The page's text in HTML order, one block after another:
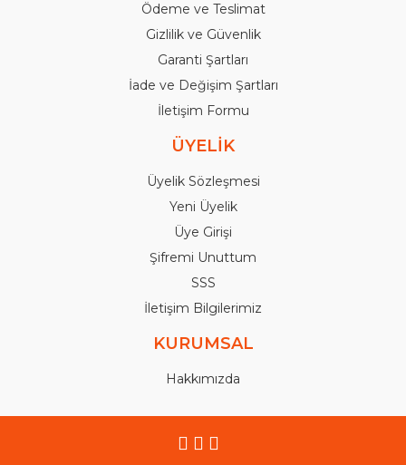
Ödeme ve Teslimat
Gizlilik ve Güvenlik
Garanti Şartları
İade ve Değişim Şartları
İletişim Formu
ÜYELİK
Üyelik Sözleşmesi
Yeni Üyelik
Üye Girişi
Şifremi Unuttum
SSS
İletişim Bilgilerimiz
KURUMSAL
Hakkımızda